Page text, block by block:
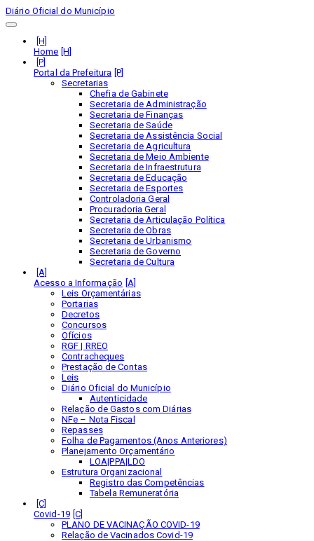
Diário Oficial do Município
Home
Portal da Prefeitura
Secretarias
Chefia de Gabinete
Secretaria de Administração
Secretaria de Finanças
Secretaria de Saúde
Secretaria de Assistência Social
Secretaria de Agricultura
Secretaria de Meio Ambiente
Secretaria de Infraestrutura
Secretaria de Educação
Secretaria de Esportes
Controladoria Geral
Procuradoria Geral
Secretaria de Articulação Política
Secretaria de Obras
Secretaria de Urbanismo
Secretaria de Governo
Secretaria de Cultura
Acesso a Informação
Leis Orçamentárias
Portarias
Decretos
Concursos
Ofícios
RGF | RREO
Contracheques
Prestação de Contas
Leis
Diário Oficial do Município
Autenticidade
Relação de Gastos com Diárias
NFe – Nota Fiscal
Repasses
Folha de Pagamentos (Anos Anteriores)
Planejamento Orçamentário
LOA|PPA|LDO
Estrutura Organizacional
Registro das Competências
Tabela Remuneratória
Covid-19
PLANO DE VACINAÇÃO COVID-19
Relação de Vacinados Covid-19